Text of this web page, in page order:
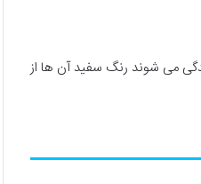
می شوند رنگ سفید آن ها از